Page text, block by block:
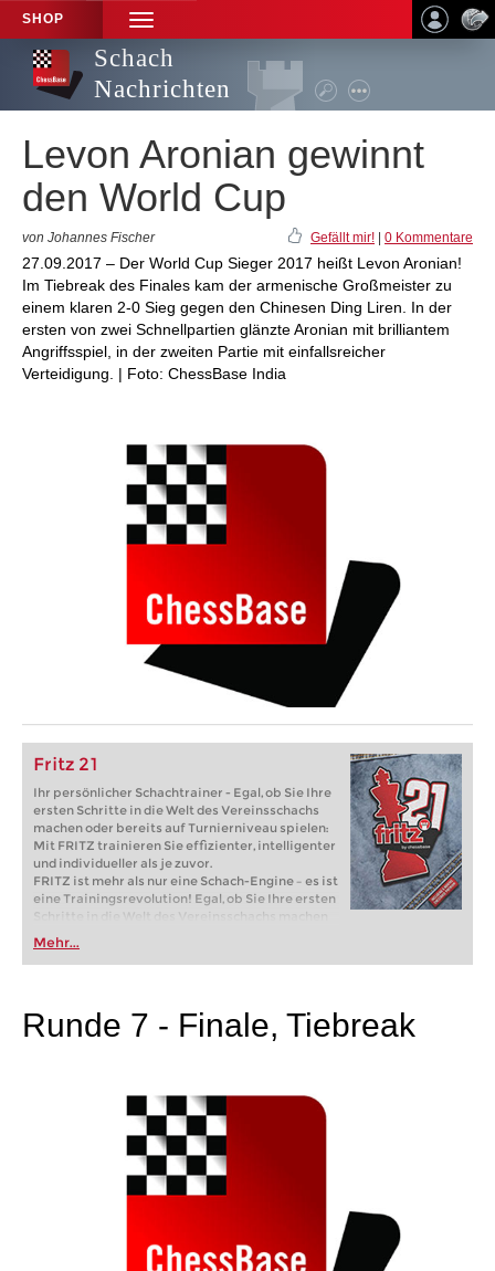
SHOP
TOGGLE
NAVIGATION
Schach
Nachrichten
Levon Aronian gewinnt
den World Cup
von Johannes Fischer Gefällt mir! 0 Kommentare
27.09.2017 – Der World Cup Sieger 2017 heißt Levon Aronian!
Im Tiebreak des Finales kam der armenische Großmeister zu
einem klaren 2-0 Sieg gegen den Chinesen Ding Liren. In der
ersten von zwei Schnellpartien glänzte Aronian mit brilliantem
Angriffsspiel, in der zweiten Partie mit einfallsreicher
Verteidigung. | Foto: ChessBase India
Fritz 21
Ihr persönlicher Schachtrainer - Egal, ob Sie Ihre
ersten Schritte in die Welt des Vereinsschachs
machen oder bereits auf Turnierniveau spielen:
Mit FRITZ trainieren Sie effizienter, intelligenter
und individueller als je zuvor.
FRITZ ist mehr als nur eine Schach-Engine – es ist
eine Trainingsrevolution! Egal, ob Sie Ihre ersten
Schritte in die Welt des Vereinsschachs machen
oder bereits auf Turnierniveau spielen: Mit
FRITZ trainieren Sie effizienter, intelligenter und
individueller als je zuvor.
Mehr...
Runde 7 - Finale, Tiebreak